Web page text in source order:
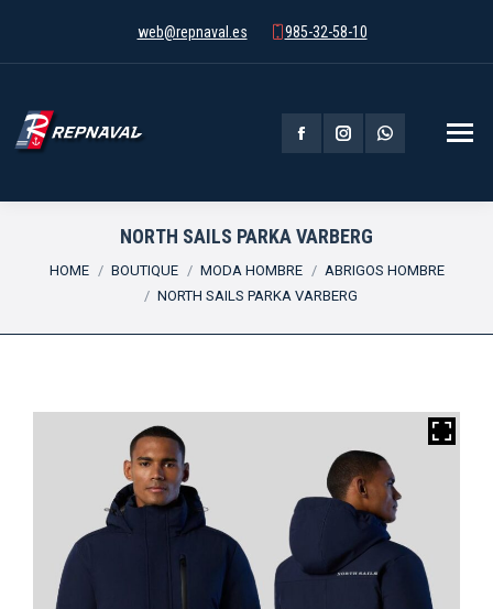
web@repnaval.es 985-32-58-10
Facebook
opens
in
Instagram
opens
in
Whatsapp
in
NORTH SAILS PARKA VARBERG
You are here:
HOME BOUTIQUE MODA HOMBRE
ABRIGOS HOMBRE
NORTH SAILS PARKA VARBERG